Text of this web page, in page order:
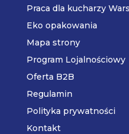
Praca dla kucharzy
Eko opakowania
Mapa strony
Program Lojalnościowy
Oferta B2B
Regulamin
Polityka prywatności
Kontakt